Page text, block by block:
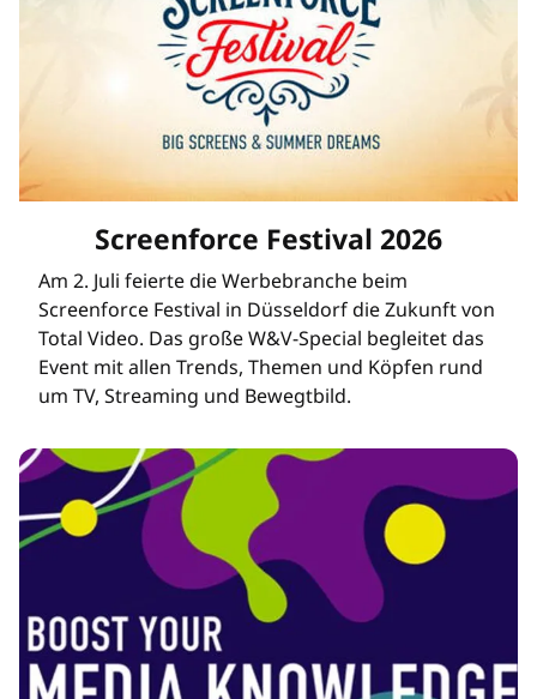
Screenforce Festival 2026
Am 2. Juli feierte die Werbebranche beim
Screenforce Festival in Düsseldorf die Zukunft von
Total Video. Das große W&V-Special begleitet das
Event mit allen Trends, Themen und Köpfen rund
um TV, Streaming und Bewegtbild.